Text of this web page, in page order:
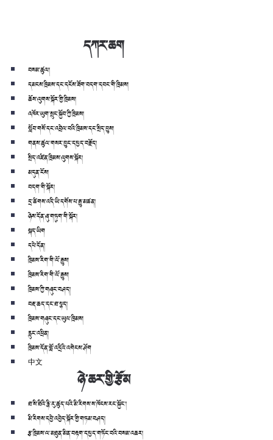
དཀར་ཆག
བསམ་ཚུལ།
དམངས་ཁྲིམས་དང་དངོས་ཟོག་བདག་དབང་གི་ཁྲིམས།
ཆོས་ལུགས་སྐོར་གྱི་ཁྲིམས།
འཁོར་ཡུག་སྲུང་སྐྱོབ་ཀྱི་ཁྲིམས།
སློབ་གསོ་དང་འབྲེལ་བའི་ཁྲིམས་དང་སྲིད་བྱུས།
གནས་ཚུལ་གསར་བྱུང་དཔྱད་བརྗོད།
སྲིད་འཛིན་ཁྲིམས་ལུགས་སྐོར།
མདུན་ངོས།
བདག་གི་སྐོར།
དྲ་ཚིགས་འདི་ཡི་དགོས་པ་རྒྱུ་མཚན།
ཉེས་དོན་ཞུ་གཏུག་གི་སྐོར།
སྐད་ཡིག
དཔེ་དོན།
ཁྲིམས་རིག་གི་ལོ་རྒྱུས།
ཁྲིམས་རིག་གི་ལོ་རྒྱུས།
ཁྲིམས་ཀྱི་གཞུང་བཤད།
བརྡ་ཆད་དང་ཐ་སྙད།
ཁྲིམས་གཞུང་དང་ཡུལ་ཁྲིམས།
རླུང་འཕྲིན།
ཁྲིམས་དོན་བློ་འདྲིའི་འགེངས་ཤོག
中文
ཉེ་ཆར་གྱི་རྩོམ
ཐ་སི་ཐིའི་རྙི་རུ་ཚུད་པའི་མི་རིགས་ས་ཁོངས་རང་སྐྱོང་།
མི་རིགས་དབྱེ་འབྱེད་སྐོར་གྱི་གཏམ་བཤད།
རྩ་ཁྲིམས་ལ་མཐུན་མིན་བརྟག་དཔྱད་གཏོང་བའི་བསམ་འཆར།